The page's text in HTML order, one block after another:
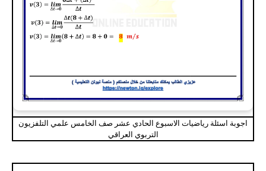
اجوبة اسئلة رياضيات الاسبوع الحادي عشر صف الخامس علمي التلفزيون
التربوي العراقي